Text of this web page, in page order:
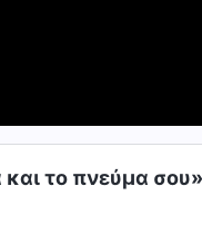
το πνεύμα